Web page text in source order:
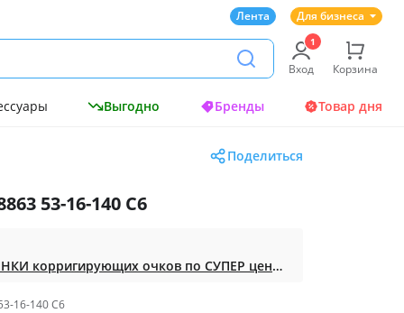
Лента Для бизнеса
Вход Корзина
Выгодно Бренды Товар дня
Поделиться
53-16-140 C6
Доступная ОПТИКА. НОВИНКИ корригирующих очков по СУПЕР ценам. Таких нет на МП.
16-140 C6